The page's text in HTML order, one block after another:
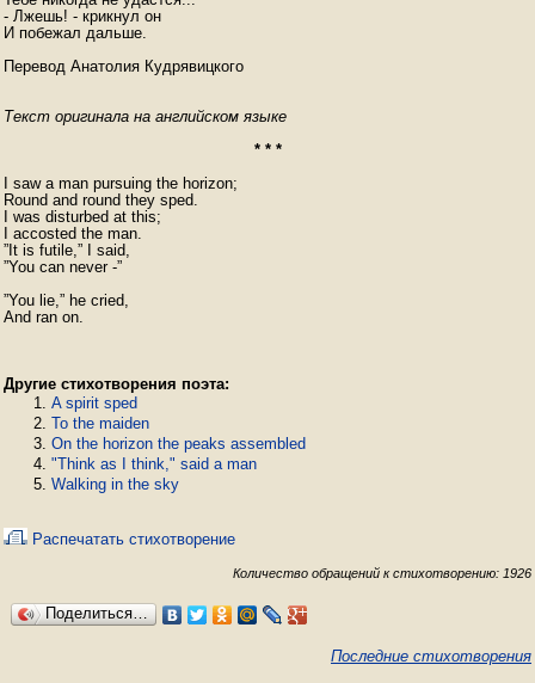
- Лжешь! - крикнул он
И побежал дальше.
Перевод Анатолия Кудрявицкого
Текст оригинала на английском языке
* * *
I saw a man pursuing the horizon;
Round and round they sped.
I was disturbed at this;
I accosted the man.
”It is futile,” I said,
”You can never -”
”You lie,” he cried,
Другие стихотворения поэта:
A spirit sped
To the maiden
On the horizon the peaks assembled
"Think as I think," said a man
Walking in the sky
Распечатать стихотворение
Количество обращений к стихотворению: 1926
Поделиться…
Последние стихотворения